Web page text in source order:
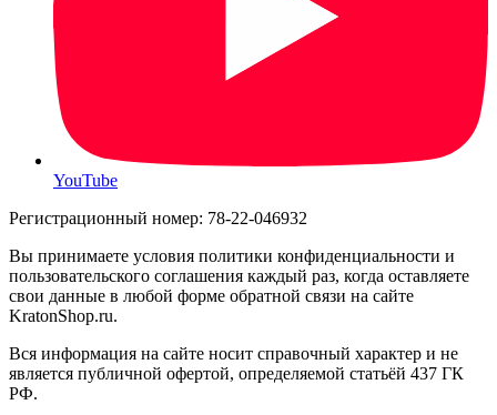
YouTube
Регистрационный номер: 78-22-046932
Вы принимаете условия политики конфиденциальности и
пользовательского соглашения каждый раз, когда оставляете
свои данные в любой форме обратной связи на сайте
KratonShop.ru.
Вся информация на сайте носит справочный характер и не
является публичной офертой, определяемой статьёй 437 ГК
РФ.